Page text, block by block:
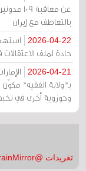
بالتعاطف مع إيران
2026-04-22
حادة لملف الاعتقالات
2026-04-21
بـ"ولاية الفقيه"
وحوزوية أخرى في
تغريدات @BahrainMirror